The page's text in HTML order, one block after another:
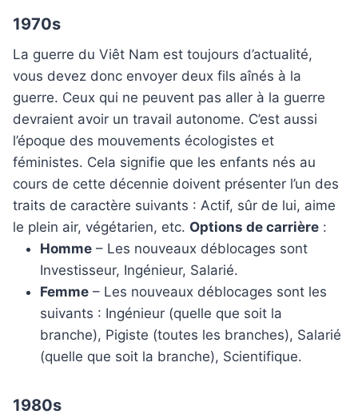
1970s
La guerre du Viêt Nam est toujours d’actualité,
vous devez donc envoyer deux fils aînés à la
guerre. Ceux qui ne peuvent pas aller à la guerre
devraient avoir un travail autonome. C’est aussi
l’époque des mouvements écologistes et
féministes. Cela signifie que les enfants nés au
cours de cette décennie doivent présenter l’un des
traits de caractère suivants : Actif, sûr de lui, aime
le plein air, végétarien, etc. Options de carrière :
Homme – Les nouveaux déblocages sont
Investisseur, Ingénieur, Salarié.
Femme – Les nouveaux déblocages sont les
suivants : Ingénieur (quelle que soit la
branche), Pigiste (toutes les branches), Salarié
(quelle que soit la branche), Scientifique.
1980s